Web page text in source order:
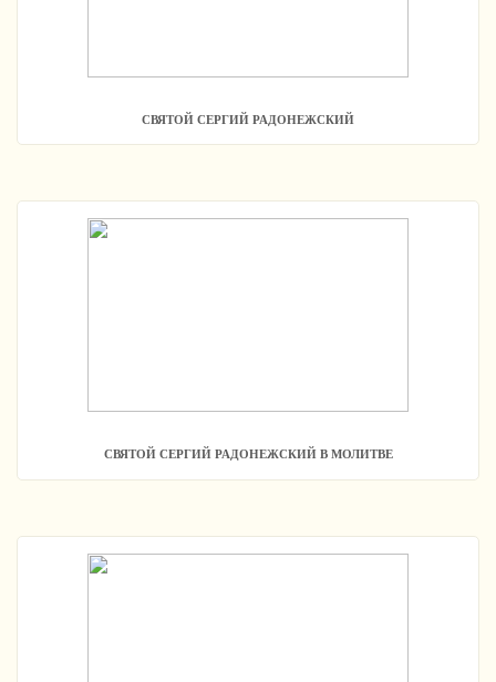
СВЯТОЙ СЕРГИЙ РАДОНЕЖСКИЙ
СВЯТОЙ СЕРГИЙ РАДОНЕЖСКИЙ В МОЛИТВЕ